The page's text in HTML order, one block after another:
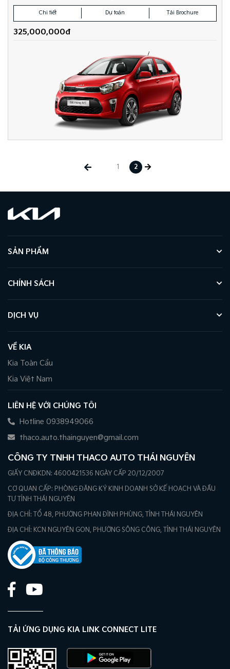
Chi tiết Dự toán Tải Brochure
325,000,000đ
1 2
SẢN PHẨM
CHÍNH SÁCH
DỊCH VỤ
VỀ KIA
Kia Toàn Cầu
Kia Việt Nam
LIÊN HỆ VỚI CHÚNG TÔI
Hotline 0938949066
thaco.auto.thainguyen@gmail.com
CÔNG TY TNHH THACO AUTO THÁI NGUYÊN
GIẤY CNĐKDN: 4600421536 NGÀY CẤP 20/12/2007
CƠ QUAN CẤP: PHÒNG ĐĂNG KÝ KINH DOANH SỞ KẾ HOẠCH VÀ ĐẦU
TƯ TỈNH THÁI NGUYÊN
ĐỊA CHỈ: TỔ 48, PHƯỜNG PHAN ĐÌNH PHÙNG, TỈNH THÁI NGUYÊN
ĐỊA CHỈ: KCN NGUYÊN GON, PHƯỜNG SÔNG CÔNG, TỈNH THÁI NGUYÊN
TẢI ỨNG DỤNG KIA LINK CONNECT LITE